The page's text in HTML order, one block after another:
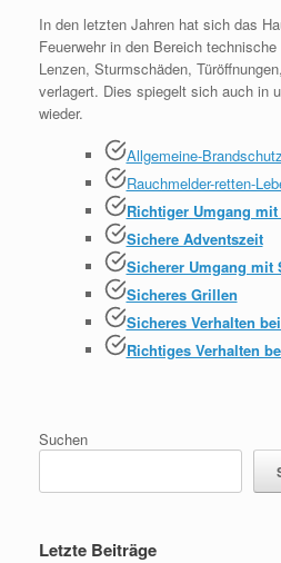
In den letzten Jahren hat sich das
Feuerwehr in den Bereich
Lenzen, Sturmschäden,
verlagert. Dies spiegelt sich auch in
wieder.
Allgemeine-
Rauchmelder-retten-
Richtiger Umgang
Sichere Adventszeit
Sicherer Umgang mit
Sicheres Grillen
Sicheres Verhalten
Richtiges Verhalten
Suchen
Letzte Beiträge